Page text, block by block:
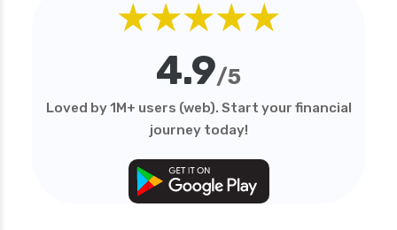
future generali hospicash insurance plan
global health insurance for nris
group health insurance vs individual
health and disability insurance
health insurance advantages and
★★★★★
4.9/5
Loved by 1M+ users (web). Start your financial
journey today!